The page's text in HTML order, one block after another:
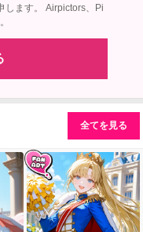
します。 Airpictors、Pi
全てを見る